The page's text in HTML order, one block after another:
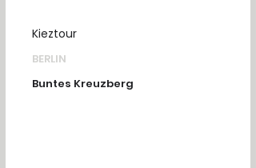
Kieztour
BERLIN
Buntes Kreuzberg